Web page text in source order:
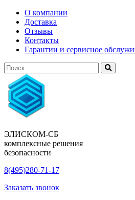
О компании
Доставка
Отзывы
Контакты
Гарантии и сервисное
ЭЛИСКОМ-СБ
комплексные решения
безопасности
8(495)280-71-17
Заказать звонок